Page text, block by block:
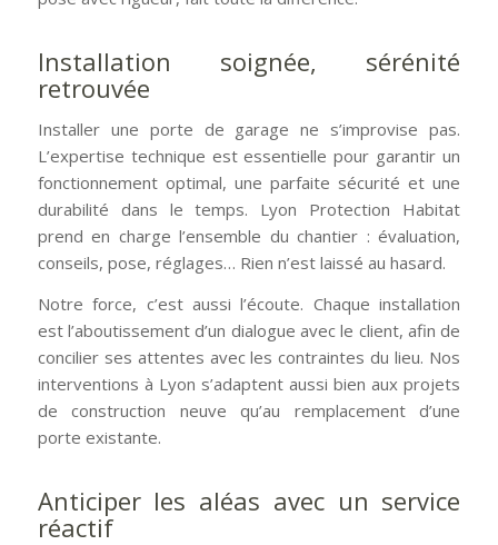
Installation soignée, sérénité
retrouvée
Installer une porte de garage ne s’improvise pas.
L’expertise technique est essentielle pour garantir un
fonctionnement optimal, une parfaite sécurité et une
durabilité dans le temps. Lyon Protection Habitat
prend en charge l’ensemble du chantier : évaluation,
conseils, pose, réglages… Rien n’est laissé au hasard.
Notre force, c’est aussi l’écoute. Chaque installation
est l’aboutissement d’un dialogue avec le client, afin de
concilier ses attentes avec les contraintes du lieu. Nos
interventions à Lyon s’adaptent aussi bien aux projets
de construction neuve qu’au remplacement d’une
porte existante.
Anticiper les aléas avec un service
réactif